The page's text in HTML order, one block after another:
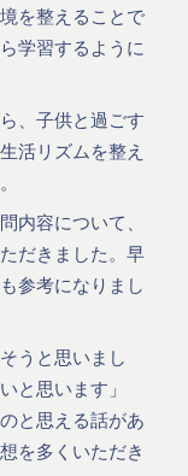
を整えることで
学習するように
、子供と過ごす
活リズムを整え
内容について、
だきました。早
参考になりまし
うと思いまし
と思います」
と思える話があ
を多くいただき